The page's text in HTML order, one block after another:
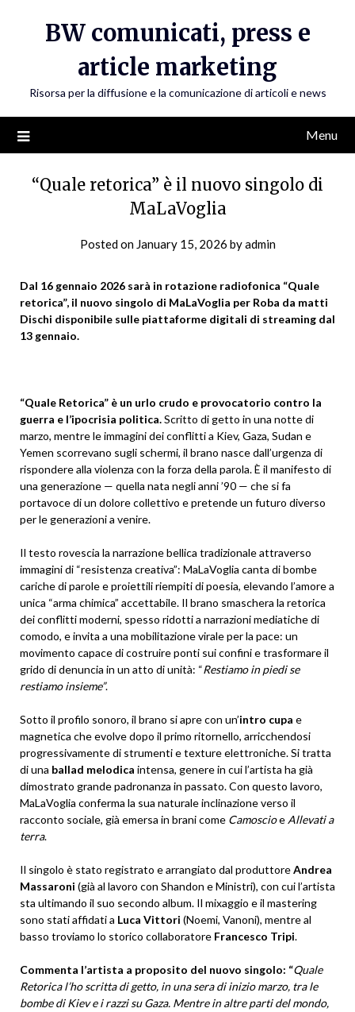
BW comunicati, press e
article marketing
Risorsa per la diffusione e la comunicazione di articoli e news
Menu
“Quale retorica” è il nuovo singolo di
MaLaVoglia
Posted on January 15, 2026 byadmin
Dal 16 gennaio 2026 sarà in rotazione radiofonica “Quale
retorica”, il nuovo singolo di MaLaVoglia per Roba da matti
Dischi disponibile sulle piattaforme digitali di streaming dal
13 gennaio.
“Quale Retorica” è un urlo crudo e provocatorio contro la
guerra e l’ipocrisia politica.Scritto di getto in una notte di
marzo, mentre le immagini dei conflitti a Kiev, Gaza, Sudan e
Yemen scorrevano sugli schermi, il brano nasce dall’urgenza di
rispondere alla violenza con la forza della parola. È il manifesto di
una generazione — quella nata negli anni ’90 — che si fa
portavoce di un dolore collettivo e pretende un futuro diverso
per le generazioni a venire.
Il testo rovescia la narrazione bellica tradizionale attraverso
immagini di “resistenza creativa”: MaLaVoglia canta di bombe
cariche di parole e proiettili riempiti di poesia, elevando l’amore a
unica “arma chimica” accettabile. Il brano smaschera la retorica
dei conflitti moderni, spesso ridotti a narrazioni mediatiche di
comodo, e invita a una mobilitazione virale per la pace: un
movimento capace di costruire ponti sui confini e trasformare il
grido di denuncia in un atto di unità: “Restiamo in piedi se
restiamo insieme”.
Sotto il profilo sonoro, il brano si apre con un’intro cupa e
magnetica che evolve dopo il primo ritornello, arricchendosi
progressivamente di strumenti e texture elettroniche. Si tratta
di una ballad melodica intensa, genere in cui l’artista ha già
dimostrato grande padronanza in passato. Con questo lavoro,
MaLaVoglia conferma la sua naturale inclinazione verso il
racconto sociale, già emersa in brani come Camoscioe Allevati a
terra.
Il singolo è stato registrato e arrangiato dal produttoreAndrea
Massaroni (già al lavoro con Shandon e Ministri), con cui l’artista
sta ultimando il suo secondo album. Il mixaggio e il mastering
sono stati affidati a Luca Vittori (Noemi, Vanoni), mentre al
basso troviamo lo storico collaboratore Francesco Tripi.
Commenta l’artista a proposito del nuovo singolo: “Quale
Retorica l’ho scritta di getto, in una sera di inizio marzo, tra le
bombe di Kiev e i razzi su Gaza. Mentre in altre parti del mondo,